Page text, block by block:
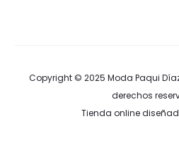
Copyright © 2025 Moda Paqui
derechos
Tienda online